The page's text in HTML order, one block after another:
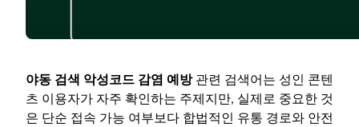
야동 검색 악성코드 감염 예방관련 검색어는 성인 콘텐
츠 이용자가 자주 확인하는 주제지만, 실제로 중요한 것
은 단순 접속 가능 여부보다 합법적인 유통 경로와 안전